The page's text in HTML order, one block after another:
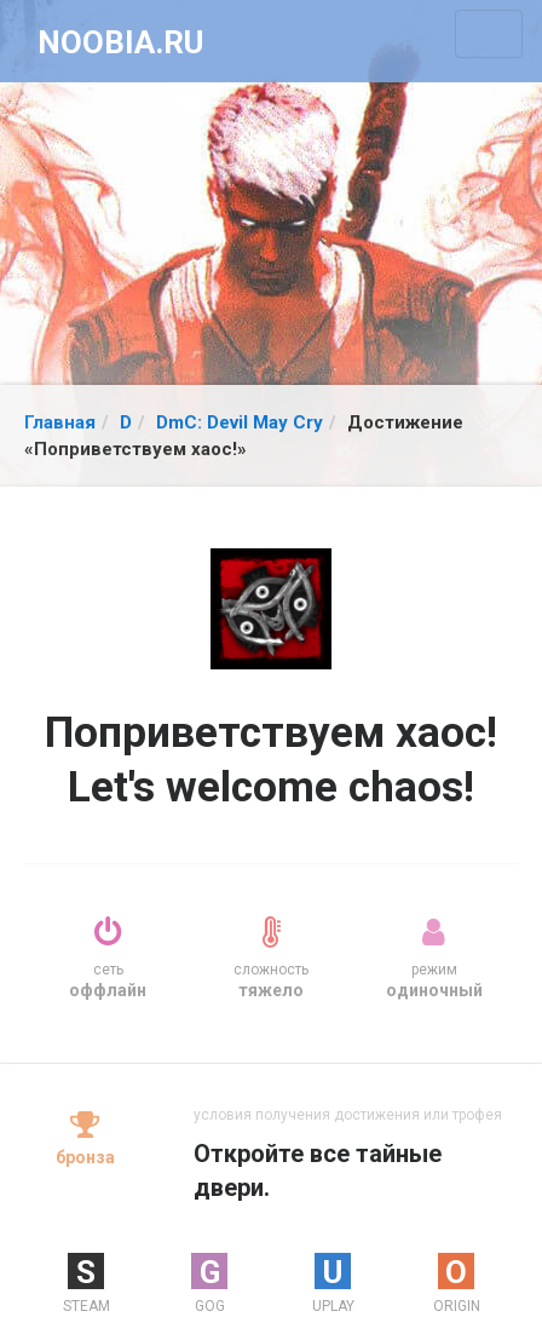
NOOBIA.RU
Главная D DmC: Devil May Cry
Достижение
«Поприветствуем хаос!»
Поприветствуем хаос!
Let's welcome chaos!
сеть
оффлайн
сложность
тяжело
режим
одиночный
бронза
условия получения достижения или трофея
Откройте все тайные
двери.
S
STEAM
G
GOG
U
UPLAY
O
ORIGIN